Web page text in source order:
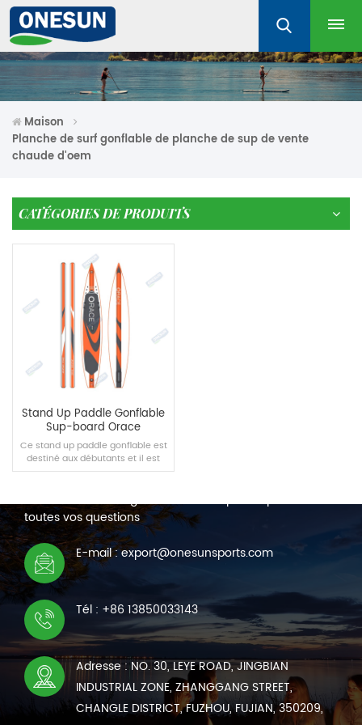
Maison
Planche de surf gonflable de planche de sup de vente
chaude d'oem
CATÉGORIES DE PRODUITS
Stand Up Paddle Gonflable
Sup-board Orace
Ce stand up paddle gonflable est
destiné aux débutants et il est
spécialement conçu par notre
profitez de l'eau avec vos amis.
LIRE LA SUITE
NOUS CONTACTER
Nous sommes en ligne 7*24 heures pour répondre à
toutes vos questions
E-mail : export@onesunsports.com
Tél : +86 13850033143
Adresse : NO. 30, LEYE ROAD, JINGBIAN
INDUSTRIAL ZONE, ZHANGGANG STREET,
CHANGLE DISTRICT, FUZHOU, FUJIAN, 350209,